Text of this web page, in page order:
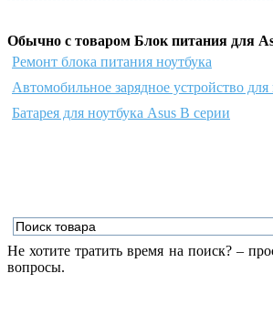
Обычно с товаром Блок питания для
Ремонт блока питания ноутбука
Автомобильное зарядное устройство для
Батарея для ноутбука Asus B серии
Не хотите тратить время на поиск? –
вопросы.